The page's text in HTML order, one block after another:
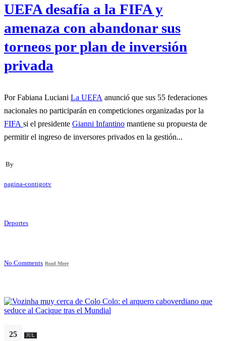
UEFA desafía a la FIFA y
amenaza con abandonar sus
torneos por plan de inversión
privada
Por Fabiana Luciani La UEFA anunció que sus 55 federaciones
nacionales no participarán en competiciones organizadas por la
FIFA si el presidente Gianni Infantino mantiene su propuesta de
permitir el ingreso de inversores privados en la gestión...
By
pagina-contigotv
Deportes
No Comments Read More
25 JUL